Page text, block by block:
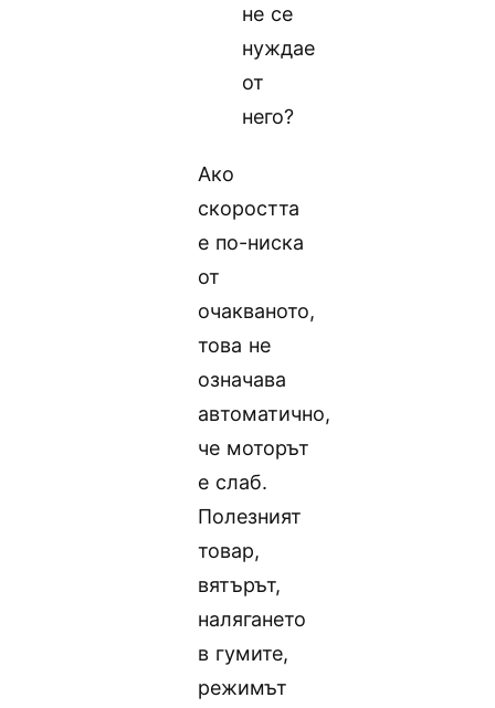
не се
нуждае
от
него?
Ако
скоростта
е по-ниска
от
очакваното,
това не
означава
автоматично,
че моторът
е слаб.
Полезният
товар,
вятърът,
налягането
в гумите,
режимът